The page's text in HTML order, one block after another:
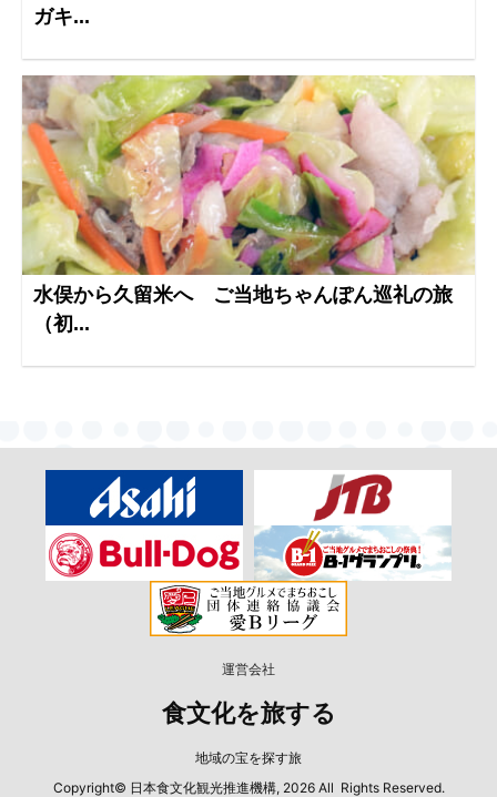
ガキ...
水俣から久留米へ ご当地ちゃんぽん巡礼の旅
（初...
運営会社
食文化を旅する
地域の宝を探す旅
Copyright© 日本食文化観光推進機構, 2026 All Rights Reserved.